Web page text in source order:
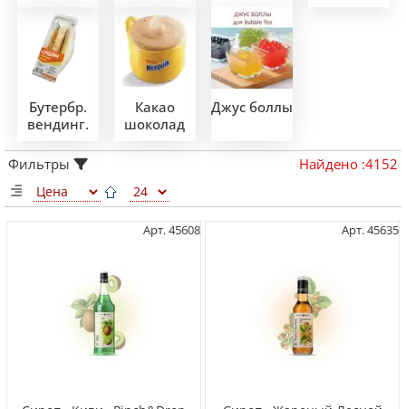
Бутербр.
вендинг.
Какао
шоколад
Джус боллы
Фильтры Найдено :4152
Арт. 45608 Арт. 45635